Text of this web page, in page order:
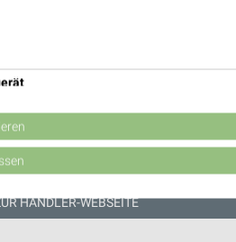
Prospekte vorhanden.
HÄNDLER-WEBSEITE